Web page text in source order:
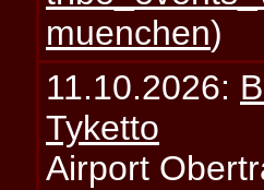
muenchen)
11.10.2026:
Tyketto
Airport